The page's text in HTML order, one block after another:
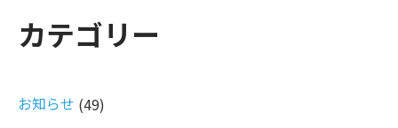
カテゴリー
お知らせ (49)